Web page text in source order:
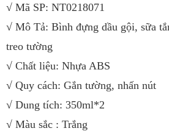
√ Mã SP: NT0218071
√ Mô Tả: Bình đựng dầu gội, sữa
treo tường
√ Chất liệu: Nhựa ABS
√ Quy cách: Gắn tường, nhấn nút
√ Dung tích: 350ml*2
√ Màu sắc : Trắng